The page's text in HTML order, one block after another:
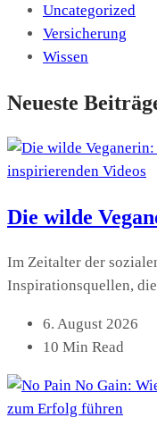
Uncategorized
Versicherung
Wissen
Neueste
Die wilde
Im Zeitalter der
Inspirationsquellen,
6. August 2026
10 Min Read